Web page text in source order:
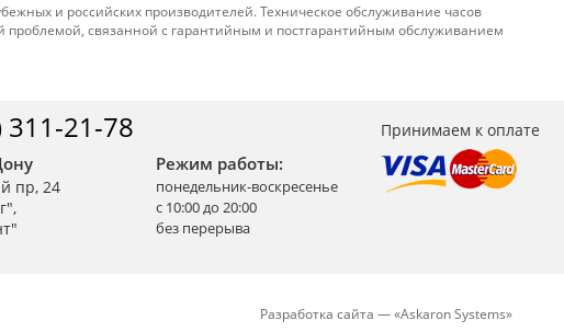
и российских производителей. Техническое обслуживание часов
проблемой, связанной с гарантийным и постгарантийным обслуживанием
311-21-78
Режим работы:
понедельник-воскресенье
с 10:00 до 20:00
без перерыва
пр, 24
Принимаем к оплате
Разработка сайта —«Askaron Systems»